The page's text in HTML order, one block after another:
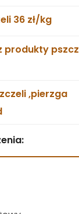
36 zł/kg
produkty
,pierzga